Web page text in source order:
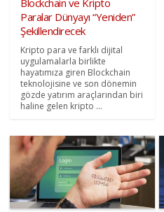
Blockchain ve Kripto
Paralar Dünyayı “Yeniden”
Şekillendirecek
Kripto para ve farklı dijital
uygulamalarla birlikte
hayatımıza giren Blockchain
teknolojisine ve son dönemin
gözde yatırım araçlarından biri
haline gelen kripto ...